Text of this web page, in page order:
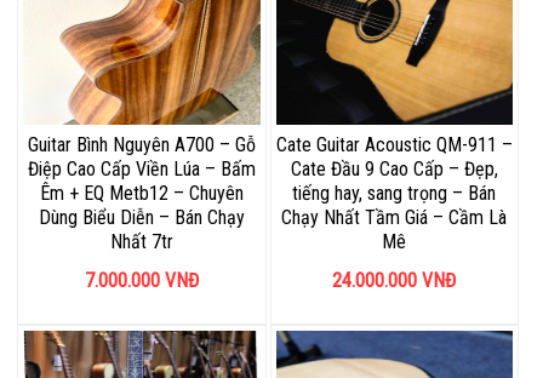
Guitar Bình Nguyên A700 – Gỗ
Điệp Cao Cấp Viền Lúa – Bấm
Êm + EQ Metb12 – Chuyên
Dùng Biểu Diễn – Bán Chạy
Nhất 7tr
7.000.000 VNĐ
Cate Guitar Acoustic QM-911 –
Cate Đầu 9 Cao Cấp – Đẹp,
tiếng hay, sang trọng – Bán
Chạy Nhất Tầm Giá – Cầm Là
Mê
24.000.000 VNĐ